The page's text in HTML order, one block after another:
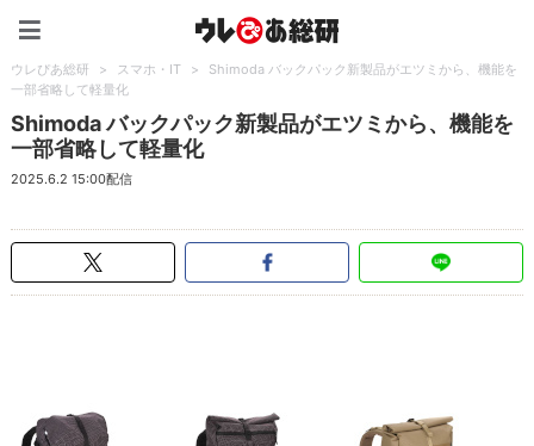
ウレぴあ総研 > スマホ・IT >
Shimoda バックパック新製品がエツミから、機能を
一部省略して軽量化
Shimoda バックパック新製品がエツミから、機能を
一部省略して軽量化
2025.6.2 15:00配信